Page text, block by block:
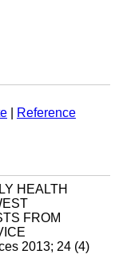
|Reference
HEALTH
FROM
2013; 24 (4)